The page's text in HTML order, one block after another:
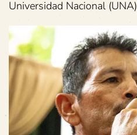
Universidad Nacional